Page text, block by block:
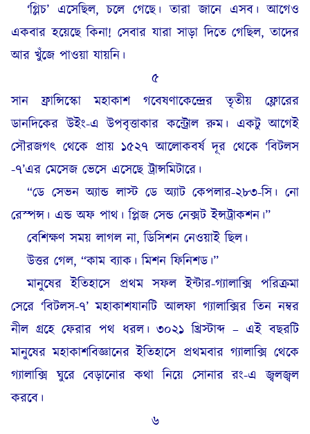
‘গ্লিচ’ এসেছিল, চলে গেছে। তারা জানে এসব। আগেও
একবার হয়েছে কিনা! সেবার যারা সাড়া দিতে গেছিল, তাদের
আর খুঁজে পাওয়া যায়নি।
৫
সান ফ্রান্সিস্কো মহাকাশ গবেষণাকেন্দ্রের তৃতীয় ফ্লোরের
ডানদিকের উইং-এ উপবৃত্তাকার কন্ট্রোল রুম। একটু আগেই
সৌরজগৎ থেকে প্রায় ১৫২৭ আলোকবর্ষ দূর থেকে ‘বিটলস
-৭’এর মেসেজ ভেসে এসেছে ট্রান্সমিটারে।
“ডে সেভন অ্যান্ড লাস্ট ডে অ্যাট কেপলার-২৮৩-সি। নো
রেস্পন্স। এন্ড অফ পাথ। প্লিজ সেন্ড নেক্সট ইন্সট্রাকশন।”
বেশিক্ষণ সময় লাগল না, ডিসিশন নেওয়াই ছিল।
উত্তর গেল, “কাম ব্যাক। মিশন ফিনিশড।”
মানুষের ইতিহাসে প্রথম সফল ইন্টার-গ্যালাক্সি পরিক্রমা
সেরে ‘বিটলস-৭’ মহাকাশযানটি আলফা গ্যালাক্সির তিন নম্বর
নীল গ্রহে ফেরার পথ ধরল। ৩০২১ খ্রিস্টাব্দ – এই বছরটি
মানুষের মহাকাশবিজ্ঞানের ইতিহাসে প্রথমবার গ্যালাক্সি থেকে
গ্যালাক্সি ঘুরে বেড়ানোর কথা নিয়ে সোনার রং-এ জ্বলজ্বল
করবে।
৬